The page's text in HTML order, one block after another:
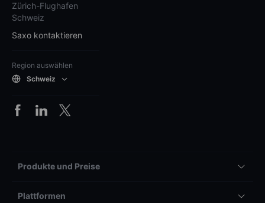
Zürich-Flughafen
Schweiz
Saxo kontaktieren
Region auswählen
Schweiz
Produkte und Preise
Plattformen